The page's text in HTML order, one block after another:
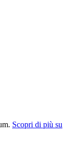
Scopri di più su